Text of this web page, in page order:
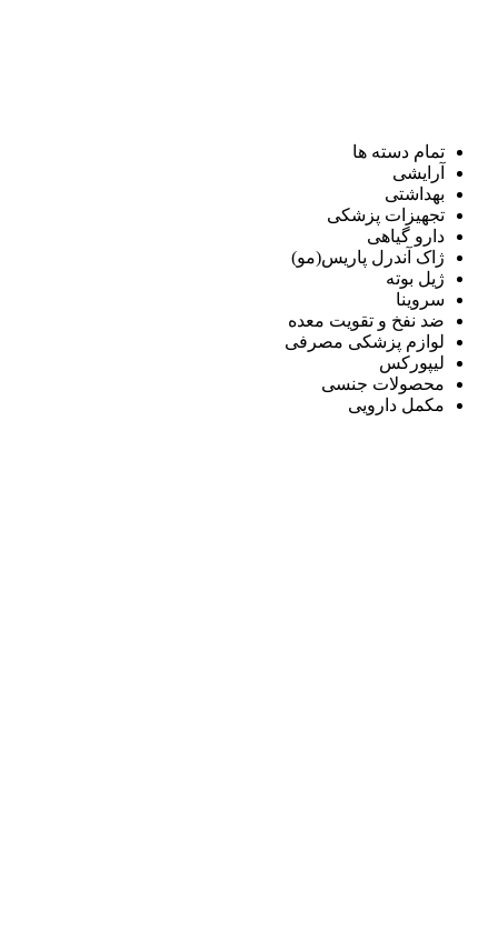
تمام دسته ها
آرایشی
بهداشتی
تجهیزات پزشکی
دارو گیاهی
ژاک آندرل پاریس(مو)
ژیل بوته
سروینا
ضد نفخ و تقویت معده
لوازم پزشکی مصرفی
لیپورکس
محصولات جنسی
مکمل دارویی